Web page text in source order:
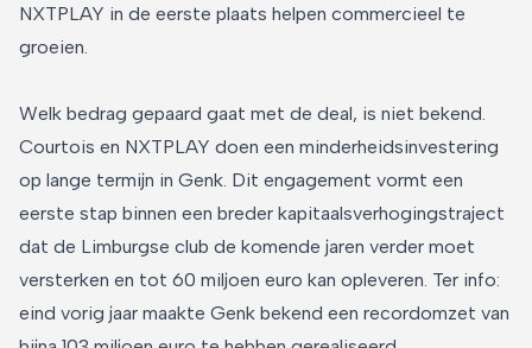
NXTPLAY in de eerste plaats helpen commercieel te
groeien.
Welk bedrag gepaard gaat met de deal, is niet bekend.
Courtois en NXTPLAY doen een minderheidsinvestering
op lange termijn in Genk. Dit engagement vormt een
eerste stap binnen een breder kapitaalsverhogingstraject
dat de Limburgse club de komende jaren verder moet
versterken en tot 60 miljoen euro kan opleveren. Ter info:
eind vorig jaar maakte Genk bekend een recordomzet van